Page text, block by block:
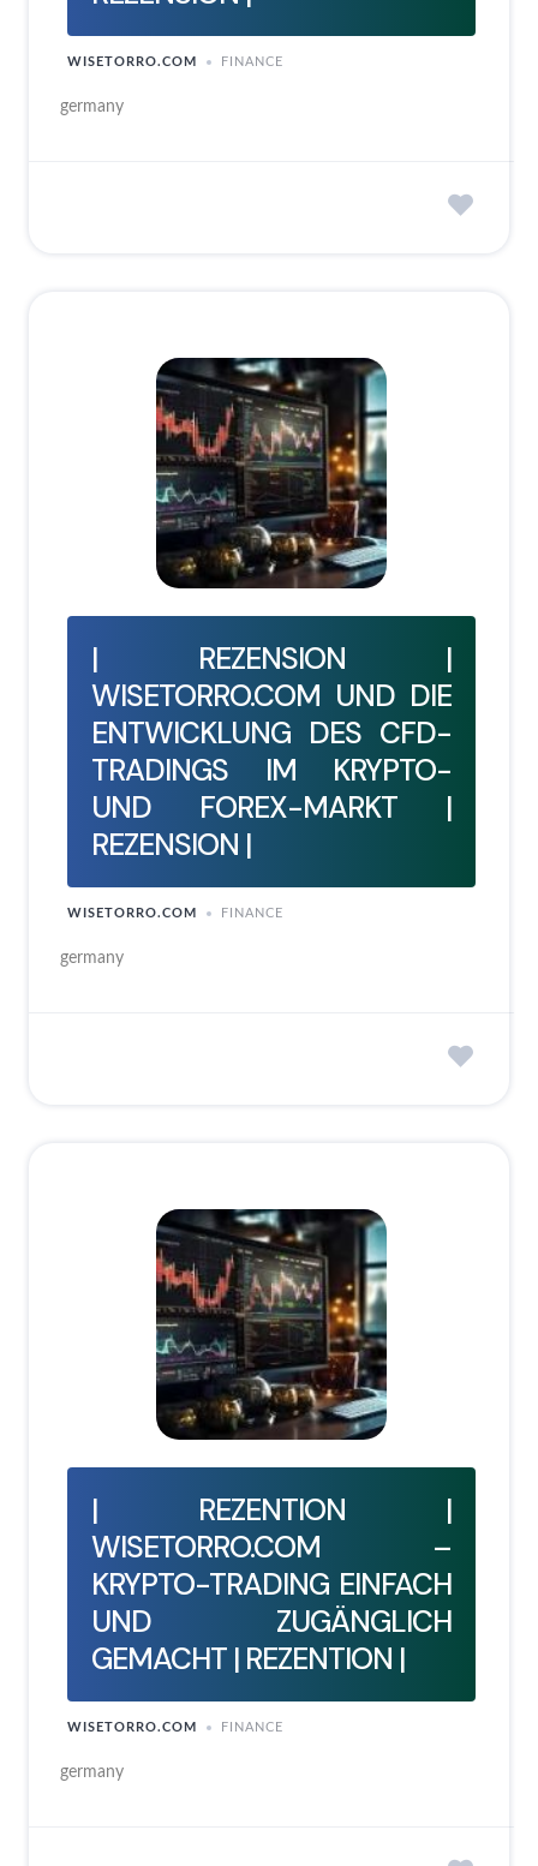
WISETORRO.COM FINANCE
germany
| REZENSION |
WISETORRO.COM UND DIE
ENTWICKLUNG DES CFD-
TRADINGS IM KRYPTO-
UND FOREX-MARKT |
REZENSION |
WISETORRO.COM FINANCE
germany
| REZENTION |
WISETORRO.COM –
KRYPTO-TRADING EINFACH
UND ZUGÄNGLICH
GEMACHT | REZENTION |
WISETORRO.COM FINANCE
germany